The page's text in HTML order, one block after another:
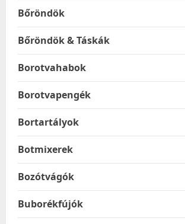
Bőröndök
Bőröndök & Táskák
Borotvahabok
Borotvapengék
Bortartályok
Botmixerek
Bozótvágók
Buborékfújók